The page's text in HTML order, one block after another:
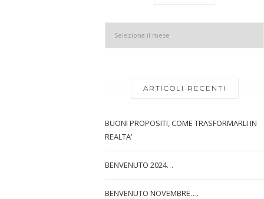
ARTICOLI RECENTI
BUONI PROPOSITI, COME TRASFORMARLI IN
REALTA’
BENVENUTO 2024…
BENVENUTO NOVEMBRE….